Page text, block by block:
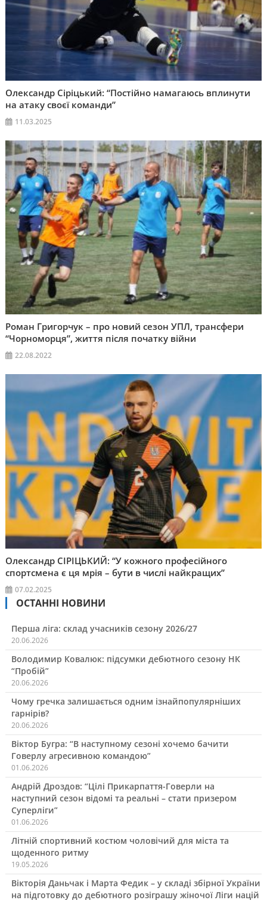
Олександр Сіріцький: “Постійно намагаюсь вплинути
на атаку своєї команди”
11.03.2025
Роман Григорчук – про новий сезон УПЛ, трансфери
“Чорноморця”, життя після початку війни
22.08.2022
Олександр СІРІЦЬКИЙ: “У кожного професійного
спортсмена є ця мрія – бути в числі найкращих”
07.02.2025
ОСТАННІ НОВИНИ
Перша ліга: склад учасників сезону 2026/27
20.06.2026
Володимир Ковалюк: підсумки дебютного сезону НК
“Пробій”
20.06.2026
Чому гречка залишається одним ізнайпопулярніших
гарнірів?
20.06.2026
Віктор Бугра: “В наступному сезоні хочемо бачити
Говерлу агресивною командою”
01.06.2026
Андрій Дроздов: “Цілі Прикарпаття-Говерли на
наступний сезон відомі та реальні – стати призером
Суперліги”
01.06.2026
Літній спортивний костюм чоловічий для міста та
щоденного ритму
19.05.2026
Вікторія Даньчак і Марта Федик – у складі збірної України
на підготовку до дебютного розіграшу жіночої Ліги націй